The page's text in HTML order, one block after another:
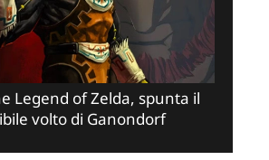
Legend of Zelda, spunta il
volto di Ganondorf